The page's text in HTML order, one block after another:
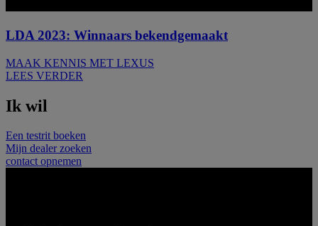
LDA 2023: Winnaars bekendgemaakt
MAAK KENNIS MET LEXUS
LEES VERDER
Ik wil
Een testrit boeken
Mijn dealer zoeken
contact opnemen